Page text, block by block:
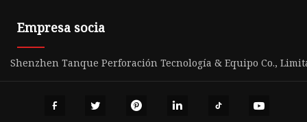
Empresa socia
Shenzhen Tanque Perforación Tecnología & Equipo Co.,